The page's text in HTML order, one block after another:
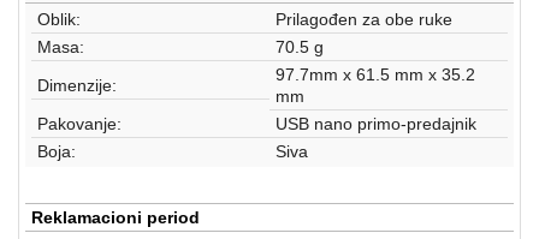
Oblik:
Prilagođen za obe ruke
Masa:
70.5 g
Dimenzije:
97.7mm x 61.5 mm x 35.2
mm
Pakovanje:
USB nano primo-predajnik
Boja:
Siva
Reklamacioni period